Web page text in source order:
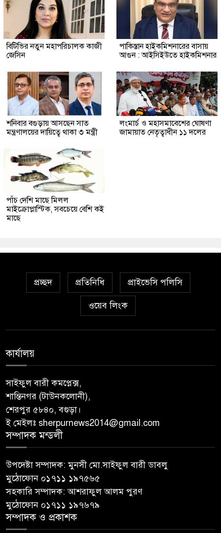
বিটিভির নতুন মহাপরিচালক কাজী
জেসিন
পাকিস্তান হাইকমিশনারের বাসায়
আগুন : আইসিইউতে হাইকমিশনার
শনিবার বগুড়ায় আসছেন সাত
মন্ত্রণালয়ের দায়িত্বে থাকা ৩ মন্ত্রী
লংমার্চ ও মহাসমাবেশের ঘোষণা
জামায়াত নেতৃত্বাধীন ১১ দলের
পাঁচ দেশি মাছে মিলল
মাইক্রোপ্লাস্টিক, সবচেয়ে বেশি কই
মাছে
প্রচ্ছদ প্রতিনিধি প্রাইভেসি পলিসি
ওয়েব লিংক
কার্যালয়
সাইফুল বারী কমপ্লেক্স,
শান্তিনগর (টাউনকলোনী),
শেরপুর ৫৮৪০, বগুড়া।
ই মেইলঃ sherpurnews2014@gmail.com
সম্পাদক মন্ডলী
উপদেষ্টা সম্পাদক: মুনসী মো.সাইফুল বারী ডাবলু
মুঠোফোন ০১৭১১ ১৯৭৫৬৫
সহকারি সম্পাদক: আশরাফুল আলম পুরণ
মুঠোফোন ০১৭১১ ১৯৭৬৭৯
সম্পাদক ও প্রকাশক